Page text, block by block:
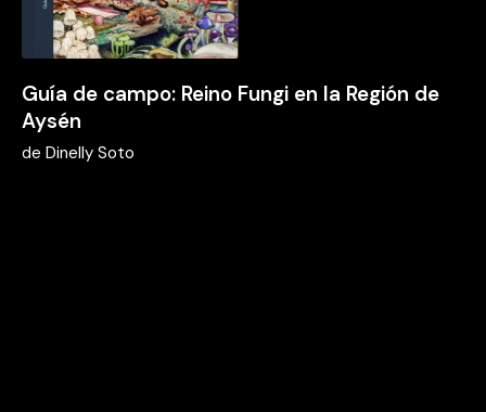
Guía de campo: Reino Fungi en la Región de
Aysén
de Dinelly Soto